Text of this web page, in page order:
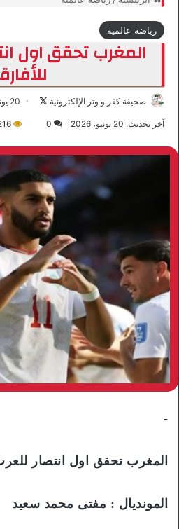
رياضة عالمية
المغرب تحقق اول
صحيفة كفر و وتر الإلكترونية
ع
ل
ى
X
20 يونيو، 2026
آخر تحديث: 20 يونيو، 2026 0
-
المغرب تحقق اول انتصار
المونديال : مفتى محمد سعيد